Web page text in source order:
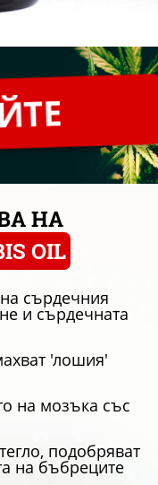
НА
OIL
сърдечния
и сърдечната
'лошия'
на мозъка със
подобряват
на бъбреците